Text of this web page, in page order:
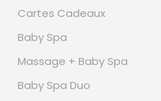
Cartes Cadeaux
Baby Spa
Massage + Baby Spa
Baby Spa Duo